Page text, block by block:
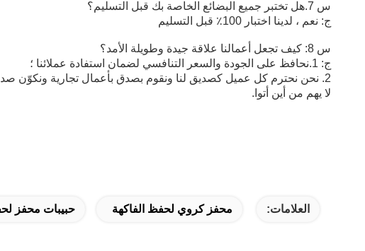
س 7.هل تختبر جميع البضائع الخاصة بك قبل التسليم؟
ج: نعم ، لدينا اختبار 100٪ قبل التسليم
س 8: كيف تجعل أعمالنا علاقة جيدة وطويلة الأمد؟
ج: 1.نحافظ على الجودة والسعر التنافسي لضمان استفادة عملائنا ؛
2. نحن نحترم كل عميل كصديق لنا ونقوم بصدق بأعمال تجارية ونكوّن صداقات معهم ،
لا يهم من أين أتوا.
العلامات: محفز كروي لحفظ الفاكهة حبيبات محفز